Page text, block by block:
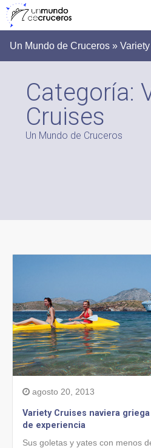
Un Mundo de Cruceros »
Categoría:
Cruises
Un Mundo de Cruceros
agosto 20, 2013
Variety Cruises naviera
de experiencia
Sus goletas y yates con menos